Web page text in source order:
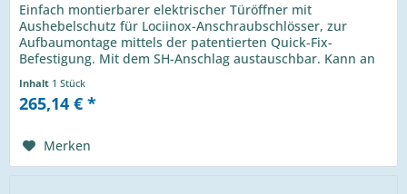
Einfach montierbarer elektrischer Türöffner mit
Aushebelschutz für Lociinox-Anschraubschlösser, zur
Aufbaumontage mittels der patentierten Quick-Fix-
Befestigung. Mit dem SH-Anschlag austauschbar. Kann an
Inhalt 1 Stück
265,14 € *
Merken